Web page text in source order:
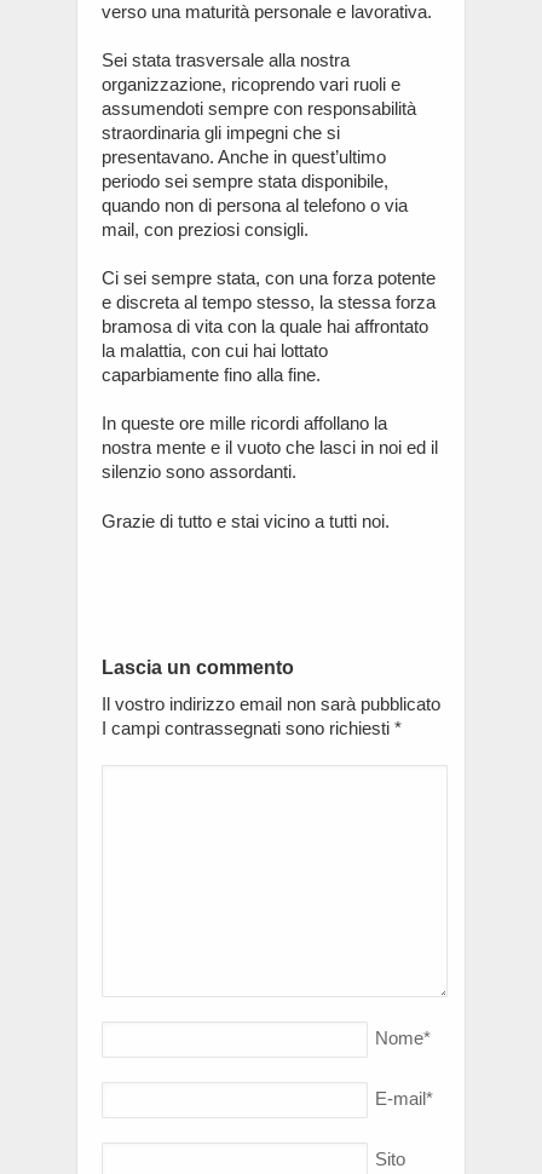
verso una maturità personale e lavorativa.
Sei stata trasversale alla nostra
organizzazione, ricoprendo vari ruoli e
assumendoti sempre con responsabilità
straordinaria gli impegni che si
presentavano. Anche in quest’ultimo
periodo sei sempre stata disponibile,
quando non di persona al telefono o via
mail, con preziosi consigli.
Ci sei sempre stata, con una forza potente
e discreta al tempo stesso, la stessa forza
bramosa di vita con la quale hai affrontato
la malattia, con cui hai lottato
caparbiamente fino alla fine.
In queste ore mille ricordi affollano la
nostra mente e il vuoto che lasci in noi ed il
silenzio sono assordanti.
Grazie di tutto e stai vicino a tutti noi.
Lascia un commento
Il vostro indirizzo email non sarà pubblicato
I campi contrassegnati sono richiesti *
Nome*
E-mail*
Sito